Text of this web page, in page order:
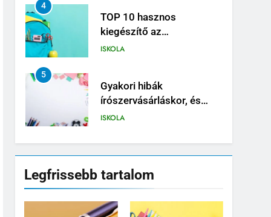
4
TOP 10 hasznos
kiegészítő az
iskolatáskában
ISKOLA
5
Gyakori hibák
írószervásárláskor, és
hogyan kerüld el őket
ISKOLA
6
Írószerlisták iskolatípus
szerint – ovi, alsó, felső,
ISKOLA
Legfrissebb tartalom